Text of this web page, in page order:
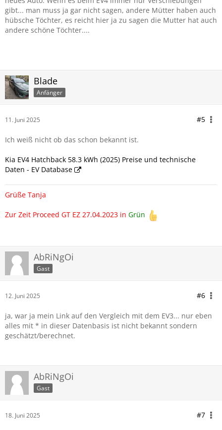
gibt... man muss ja gar nicht sagen, andere Mütter haben auch
hübsche Töchter, es reicht hier ja zu sagen die Mutter hat auch
andere schöne Töchter....
Blade
Anfänger
11. Juni 2025 #5
Ich weiß nicht ob das schon bekannt ist.
Kia EV4 Hatchback 58.3 kWh (2025) Preise und technische
Daten - EV Database
Grüße Tanja
Zur Zeit Proceed GT EZ 27.04.2023 in Grün
AbRiNgOi
Gast
12. Juni 2025 #6
ja, war ja mein Link auf den Vergleich mit dem EV3... nur eben
alles mit * in dieser Datenbasis ist nicht bekannt sondern
geschätzt/berechnet.
AbRiNgOi
Gast
18. Juni 2025 #7